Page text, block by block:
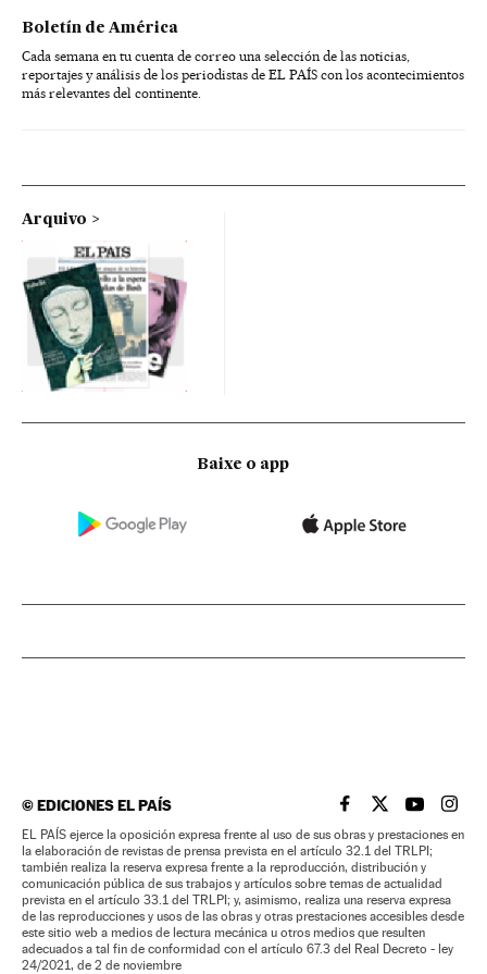
Boletín de América
Cada semana en tu cuenta de correo una selección de las noticias,
reportajes y análisis de los periodistas de EL PAÍS con los acontecimientos
más relevantes del continente.
Arquivo
Baixe o app
©EDICIONES EL PAÍS EL PAÍS BRASIL EN
EL PAÍSEL PAÍS
EL
EL PAÍS ejerce la oposición expresa frente al uso de sus obras y prestaciones en
la elaboración de revistas de prensa prevista en el artículo 32.1 del TRLPI;
también realiza la reserva expresa frente a la reproducción, distribución y
comunicación pública de sus trabajos y artículos sobre temas de actualidad
prevista en el artículo 33.1 del TRLPI; y, asimismo, realiza una reserva expresa
de las reproducciones y usos de las obras y otras prestaciones accesibles desde
este sitio web a medios de lectura mecánica u otros medios que resulten
adecuados a tal fin de conformidad con el artículo 67.3 del Real Decreto - ley
24/2021, de 2 de noviembre